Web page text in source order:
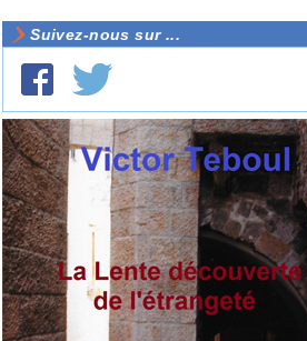
Suivez-nous sur ...